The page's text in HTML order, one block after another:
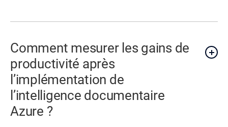
Comment mesurer les gains de
productivité après
l’implémentation de
l’intelligence documentaire
Azure ?